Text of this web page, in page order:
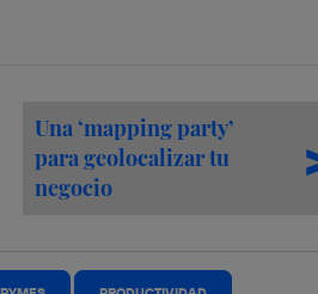
Una ‘mapping party’
para geolocalizar tu
negocio